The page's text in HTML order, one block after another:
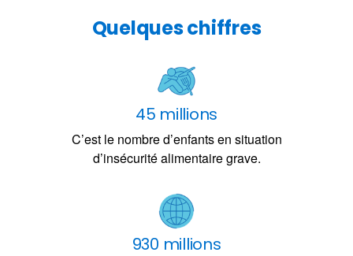
Quelques chiffres
45 millions
C’est le nombre d’enfants en situation
d’insécurité alimentaire grave.
930 millions